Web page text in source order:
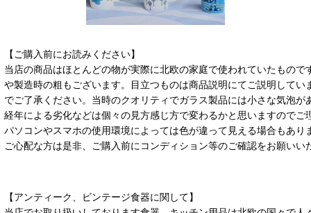
【ご購入前にお読みください】
当店の商品はほとんどの物が実際に北欧の家庭で使われていたもの
や製造時の粗もございます。目立つものは商品説明にてご説明して
でご了承ください。当時のクオリティでガラス製品には小さな気泡が
経年による劣化などは個々の見方感じ方で変わるかと思いますのでご
パソコンやスマホの使用環境によっては色が違って見える場合もあ
ご心配な方は是非、ご購入前にコンディション等のご確認をお願い
【アンティーク、ビンテージ食器に関して】